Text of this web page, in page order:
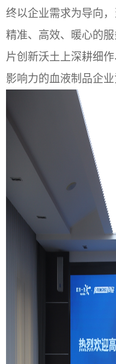
终以企业需求为导向
精准、高效、暖心的
片创新沃土上深耕细
影响力的血液制品企业